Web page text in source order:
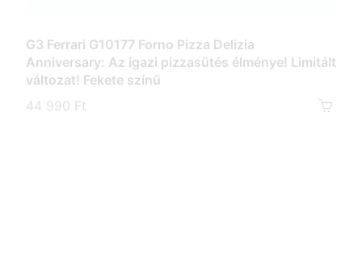
G3 Ferrari G10177 Forno Pizza Delizia
Anniversary: Az igazi pizzasütés élménye! Limitált
változat! Fekete színű
44 990 Ft